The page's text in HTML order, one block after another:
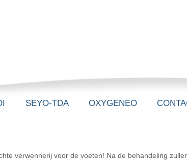
SEYO-TDA OXYGENEO
verwennerij voor de voeten! Na de behandeling